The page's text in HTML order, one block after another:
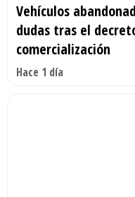
Vehículos
dudas tras el
comercialización
Hace 1 día